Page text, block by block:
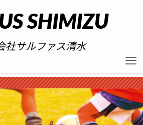
SHIMIZU
社サルファス清水